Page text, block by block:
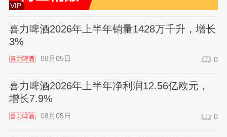
VIP
喜力啤酒2026年上半年销量1428万千升，增长
3%
喜力啤酒 08月05日 0
喜力啤酒2026年上半年净利润12.56亿欧元，
增长7.9%
喜力啤酒 08月05日 0